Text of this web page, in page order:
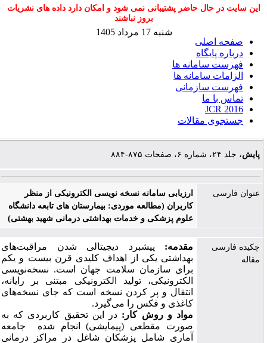
این سایت در حال حاضر پشتیبانی نمی شود و امکان دارد داده های نشریات
بروز نباشند
صفحه اصلی
درباره پایگاه
فهرست سامانه ها
الزامات سامانه ها
فهرست سازمانی
تماس با ما
JCR 2016
جستجوی مقالات
شنبه 17 مرداد 1405
پایش، جلد ۲۴، شماره ۶، صفحات ۸۷۵-۸۸۴
عنوان فارسی
ارزیابی سامانه نسخه نویسی الکترونیکی از منظر
کاربران (مطالعه موردی: بیمارستان های تابعه دانشگاه
علوم پزشکی و خدمات بهداشتی درمانی شهید بهشتی)
چکیده فارسی
مقاله
مقدمه:
پیشبرد دیجیتالی شدن مراقبت‌های
بهداشتی یکی از اهداف کلیدی قرن بیست و یکم
برای سازمان سلامت جهان است. نسخه‌نویسی
الکترونیکی، تولید الکترونیکی مبتنی بر رایانه،
انتقال و پر کردن نسخه است که جای نسخه‌های
کاغذی و فکس را می‌گیرد.
مواد و روش کار:در این تحقیق کاربردی که به
صورت مقطعی (پیمایشی) انجام شده جامعه
آماری شامل پزشکان شاغل در مراکز درمانی